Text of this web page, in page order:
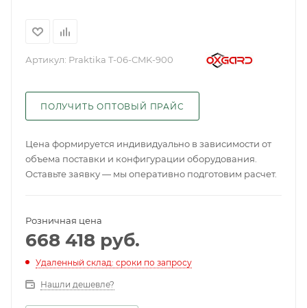
Артикул: Praktika T-06-CMK-900
ПОЛУЧИТЬ ОПТОВЫЙ ПРАЙС
Цена формируется индивидуально в зависимости от
объема поставки и конфигурации оборудования.
Оставьте заявку — мы оперативно подготовим расчет.
Розничная цена
668 418 руб.
Удаленный склад: сроки по запросу
Нашли дешевле?